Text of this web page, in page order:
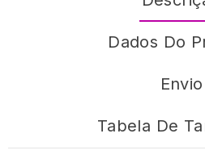
Dados Do
Envio
Tabela De